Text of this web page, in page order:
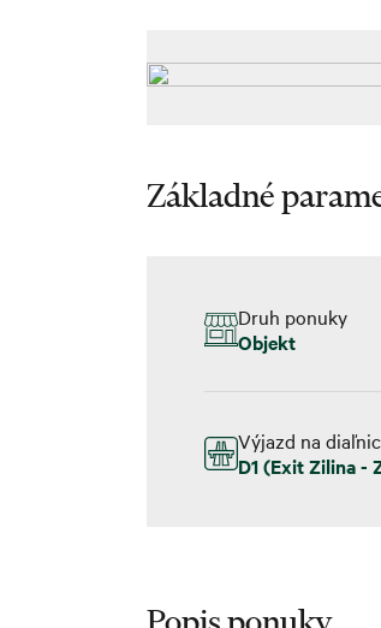
Základné
Druh ponuky
Objekt
Výjazd na
D1 (Exit Zilina -